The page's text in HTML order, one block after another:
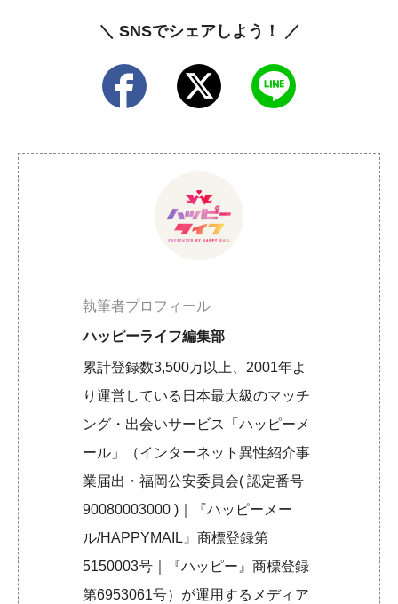
＼ SNSでシェアしよう！ ／
執筆者プロフィール
ハッピーライフ編集部
累計登録数3,500万以上、2001年よ
り運営している日本最大級のマッチ
ング・出会いサービス「ハッピーメ
ール」（インターネット異性紹介事
業届出・福岡公安委員会( 認定番号
90080003000 )｜『ハッピーメー
ル/HAPPYMAIL』商標登録第
5150003号｜『ハッピー』商標登録
第6953061号）が運用するメディア